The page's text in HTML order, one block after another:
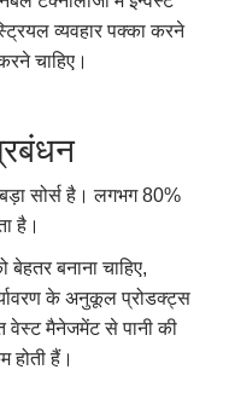
व्यवहार पक्का करने
चाहिए।
सोर्स है। लगभग 80%
है।
बनाना चाहिए,
के अनुकूल प्रोडक्ट्स
वेस्ट मैनेजमेंट से पानी की
होती हैं।